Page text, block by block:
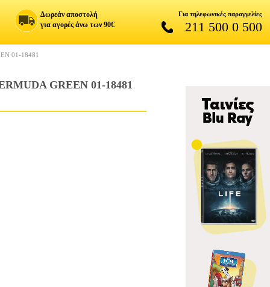
Δωρεάν αποστολή
για αγορές άνω των 90€
Για τηλεφωνικές παραγγελίες
211 500 0 500
01-18481
GREEN 01-18481